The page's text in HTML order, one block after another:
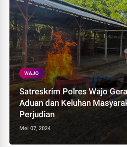
WAJO
Satreskrim Polres Wajo
Aduan dan Keluhan
Perjudian
Mei 07, 2024